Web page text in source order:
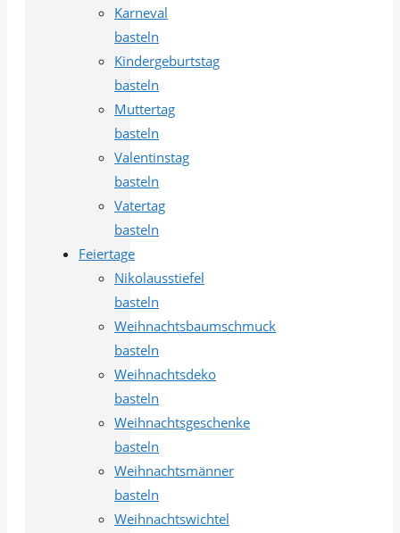
Karneval
basteln
Kindergeburtstag
basteln
Muttertag
basteln
Valentinstag
basteln
Vatertag
basteln
Feiertage
Nikolausstiefel
basteln
Weihnachtsbaumschmuck
basteln
Weihnachtsdeko
basteln
Weihnachtsgeschenke
basteln
Weihnachtsmänner
basteln
Weihnachtswichtel